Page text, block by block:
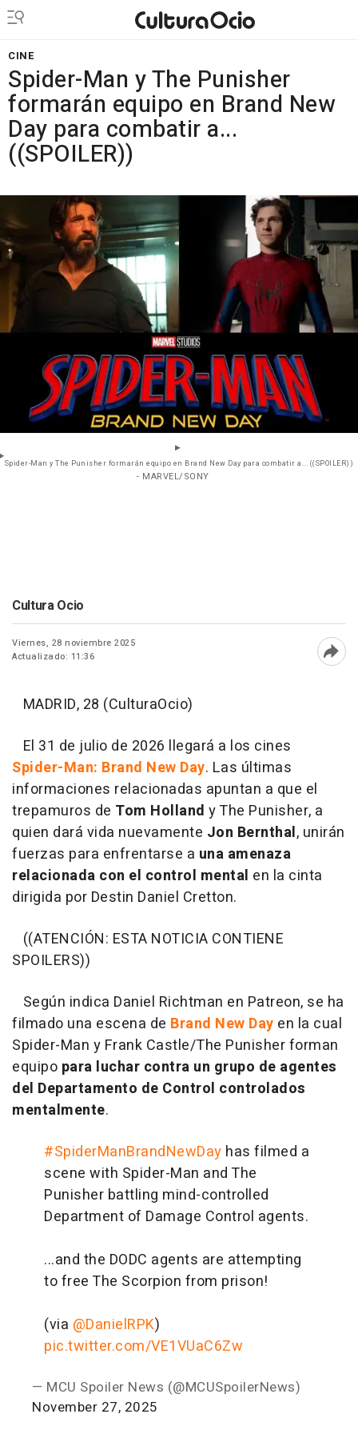
CINE
Spider-Man y The Punisher
formarán equipo en Brand New
Day para combatir a...
((SPOILER))
Spider-Man y The Punisher formarán equipo en Brand New Day para combatir a... ((SPOILER))
- MARVEL/SONY
Cultura Ocio
Viernes, 28 noviembre 2025
Actualizado: 11:36
MADRID, 28 (CulturaOcio)
El 31 de julio de 2026 llegará a los cines
Spider-Man: Brand New Day. Las últimas
informaciones relacionadas apuntan a que el
trepamuros de Tom Holland y The Punisher, a
quien dará vida nuevamente Jon Bernthal, unirán
fuerzas para enfrentarse a una amenaza
relacionada con el control mental en la cinta
dirigida por Destin Daniel Cretton.
((ATENCIÓN: ESTA NOTICIA CONTIENE
SPOILERS))
Según indica Daniel Richtman en Patreon, se ha
filmado una escena de Brand New Day en la cual
Spider-Man y Frank Castle/The Punisher forman
equipo para luchar contra un grupo de agentes
del Departamento de Control controlados
mentalmente.
#SpiderManBrandNewDay has filmed a
scene with Spider-Man and The
Punisher battling mind-controlled
Department of Damage Control agents.
...and the DODC agents are attempting
to free The Scorpion from prison!
(via @DanielRPK)
pic.twitter.com/VE1VUaC6Zw
— MCU Spoiler News (@MCUSpoilerNews)
November 27, 2025